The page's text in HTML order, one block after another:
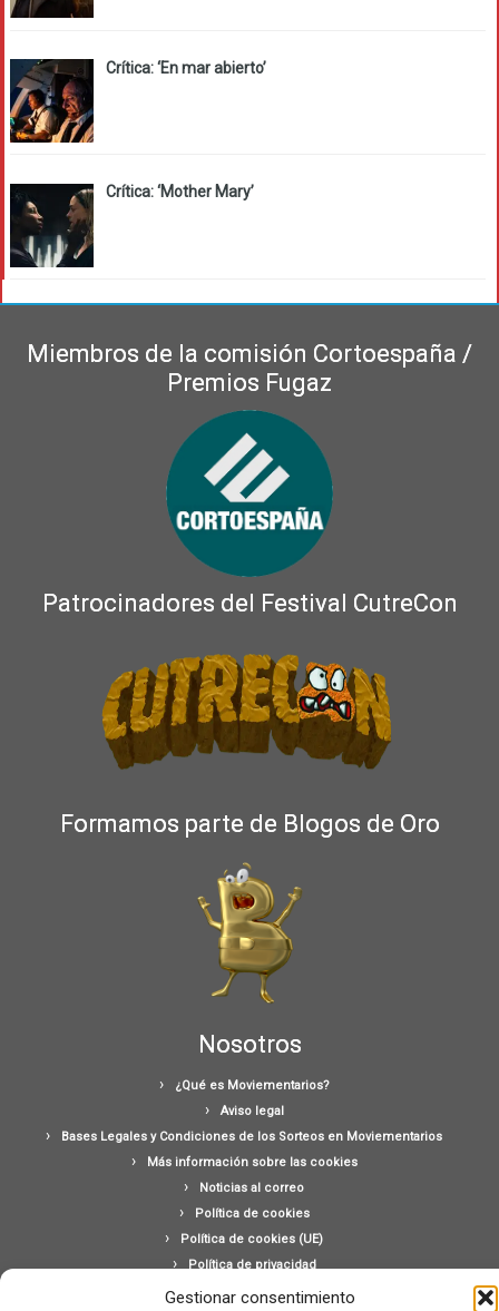
Gestionar consentimiento
Crítica: ‘En mar abierto’
Crítica: ‘Mother Mary’
Miembros de la comisión Cortoespaña /
Premios Fugaz
Patrocinadores del Festival CutreCon
Formamos parte de Blogos de Oro
Nosotros
¿Qué es Moviementarios?
Aviso legal
Bases Legales y Condiciones de los Sorteos en Moviementarios
Más información sobre las cookies
Noticias al correo
Política de cookies
Política de cookies (UE)
Política de privacidad
Ponte en contacto con nosotros